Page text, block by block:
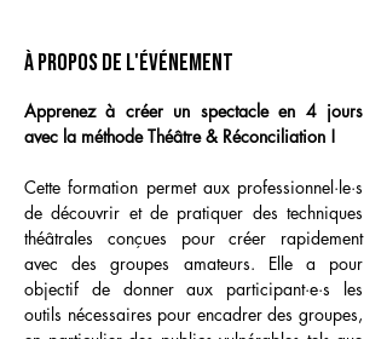
À propos de l'événement
Apprenez à créer un spectacle en 4 jours
avec la méthode Théâtre & Réconciliation !
Cette formation permet aux professionnel·le·s
de découvrir et de pratiquer des techniques
théâtrales conçues pour créer rapidement
avec des groupes amateurs. Elle a pour
objectif de donner aux participant·e·s les
outils nécessaires pour encadrer des groupes,